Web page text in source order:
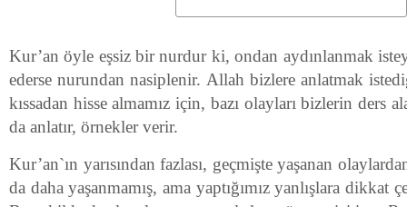
Kur’an öyle eşsiz bir nurdur ki, ondan aydınlanmak
ederse nurundan nasiplenir. Allah bizlere anlatmak
kıssadan hisse almamız için, bazı olayları bizlerin ders
da anlatır, örnekler verir.
Kur’an`ın yarısından fazlası, geçmişte yaşanan
da daha yaşanmamış, ama yaptığımız yanlışlara dikkat